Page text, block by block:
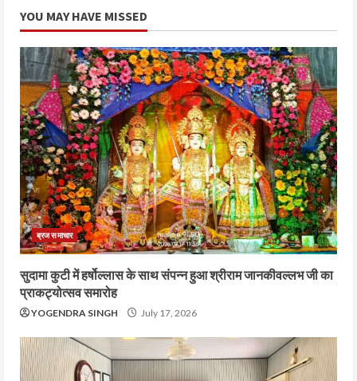
YOU MAY HAVE MISSED
ब्रज समाचार
सुदामा कुटी में हर्षोल्लास के साथ संपन्न हुआ श्रीराम जानकीवल्लभ जी का
प्राकट्योत्सव समारोह
YOGENDRA SINGH July 17, 2026